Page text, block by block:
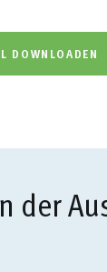
DOWNLOADEN
der